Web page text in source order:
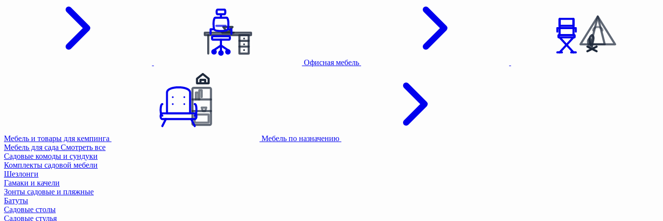
Офисная мебель
Мебель и товары для кемпинга
Мебель по назначению
Мебель для сада Смотреть все
Садовые комоды и сундуки
Комплекты садовой мебели
Шезлонги
Гамаки и качели
Зонты садовые и пляжные
Батуты
Садовые столы
Садовые стулья